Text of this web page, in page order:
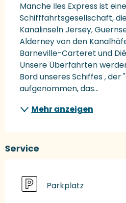
Manche Iles Express ist eine
Schifffahrtsgesellschaft,
Kanalinseln Jersey,
Alderney von den
Barneville-Carteret und
Unsere Überfahrten
Bord unseres Schiffes , der
aufgenommen, das...
Mehr anzeigen
Service
Parkplatz